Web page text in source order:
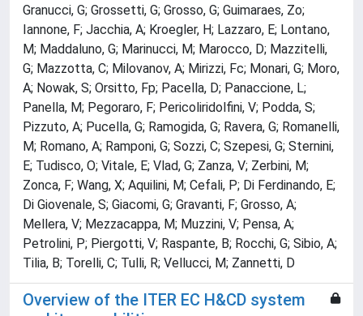
Granucci, G; Grossetti, G; Grosso, G; Guimaraes, Zo;
Iannone, F; Jacchia, A; Kroegler, H; Lazzaro, E; Lontano,
M; Maddaluno, G; Marinucci, M; Marocco, D; Mazzitelli,
G; Mazzotta, C; Milovanov, A; Mirizzi, Fc; Monari, G; Moro,
A; Nowak, S; Orsitto, Fp; Pacella, D; Panaccione, L;
Panella, M; Pegoraro, F; Pericoliridolfini, V; Podda, S;
Pizzuto, A; Pucella, G; Ramogida, G; Ravera, G; Romanelli,
M; Romano, A; Ramponi, G; Sozzi, C; Szepesi, G; Sternini,
E; Tudisco, O; Vitale, E; Vlad, G; Zanza, V; Zerbini, M;
Zonca, F; Wang, X; Aquilini, M; Cefali, P; Di Ferdinando, E;
Di Giovenale, S; Giacomi, G; Gravanti, F; Grosso, A;
Mellera, V; Mezzacappa, M; Muzzini, V; Pensa, A;
Petrolini, P; Piergotti, V; Raspante, B; Rocchi, G; Sibio, A;
Tilia, B; Torelli, C; Tulli, R; Vellucci, M; Zannetti, D
Overview of the ITER EC H&CD system